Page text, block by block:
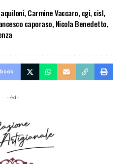
aquiloni, Carmine Vaccaro, cgi, cisl,
caporaso, Nicola Benedetto,
- Ad -